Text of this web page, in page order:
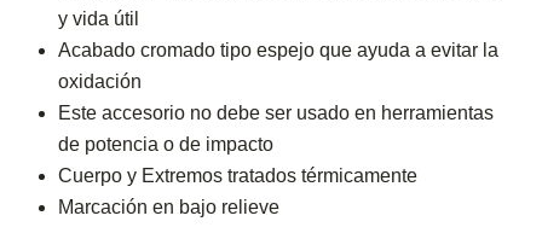
y vida útil
Acabado cromado tipo espejo que ayuda a evitar la
oxidación
Este accesorio no debe ser usado en herramientas
de potencia o de impacto
Cuerpo y Extremos tratados térmicamente
Marcación en bajo relieve